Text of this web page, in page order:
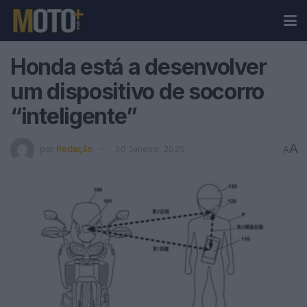
Honda está a desenvolver
um dispositivo de socorro
“inteligente”
por Redação 30 Janeiro, 2025 AA